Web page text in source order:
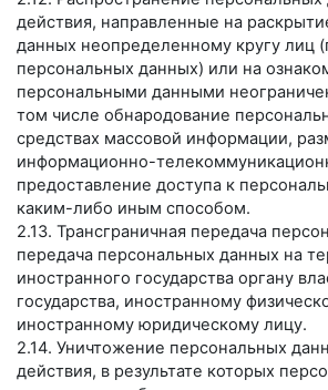
действия, направленные на
данных неопределенному кругу лиц
персональных данных) или на
персональными данными
том числе обнародование
средствах массовой информации,
информационно-
предоставление доступа к
каким-либо иным способом.
2.13. Трансграничная передача
передача персональных данных на
иностранного государства органу
государства, иностранному
иностранному юридическому лицу.
2.14. Уничтожение персональных
действия, в результате которых